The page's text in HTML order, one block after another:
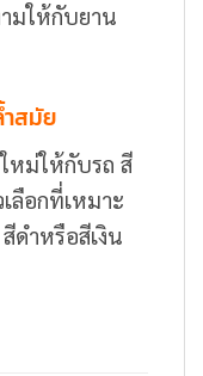
มให้กับยาน
สมัย
หม่ให้กับรถ สี
ลือกที่เหมาะ
ดำหรือสีเงิน